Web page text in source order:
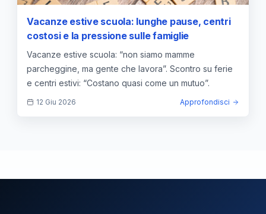
Vacanze estive scuola: lunghe pause, centri
costosi e la pressione sulle famiglie
Vacanze estive scuola: “non siamo mamme
parcheggine, ma gente che lavora”. Scontro su ferie
e centri estivi: “Costano quasi come un mutuo”.
12 Giu 2026 Approfondisci